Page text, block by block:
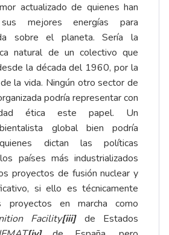
actualizado de quienes han
sus mejores energías para
sobre el planeta. Sería la
natural de un colectivo que
la década del 1960, por la
la vida. Ningún otro sector de
podría representar con
ética este papel. Un
global bien podría
dictan las políticas
países más industrializados
proyectos de fusión nuclear y
si ello es técnicamente
en marcha como
Facility[iii]
de Estados